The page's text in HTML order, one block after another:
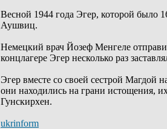
Весной 1944 года Эгер, которой было
Аушвиц.
Немецкий врач Йозеф Менгеле
концлагере Эгер несколько раз
Эгер вместе со своей сестрой Магдой
они находились на грани истощения,
Гунскирхен.
ukrinform